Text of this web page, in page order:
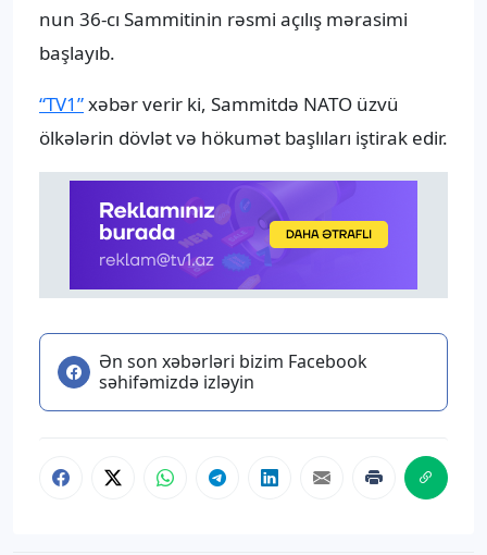
nun 36-cı Sammitinin rəsmi açılış mərasimi
başlayıb.
“TV1”xəbər verir ki, Sammitdə NATO üzvü
ölkələrin dövlət və hökumət başlıları iştirak edir.
Ən son xəbərləri bizim Facebook
səhifəmizdə izləyin